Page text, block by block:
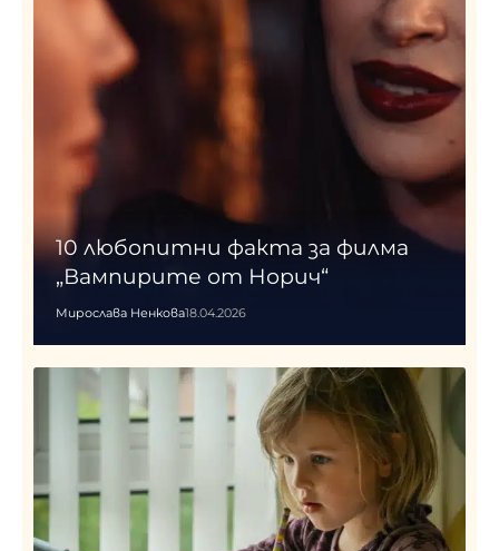
10 любопитни факта за филма
„Вампирите от Норич“
Мирослава Ненкова18.04.2026